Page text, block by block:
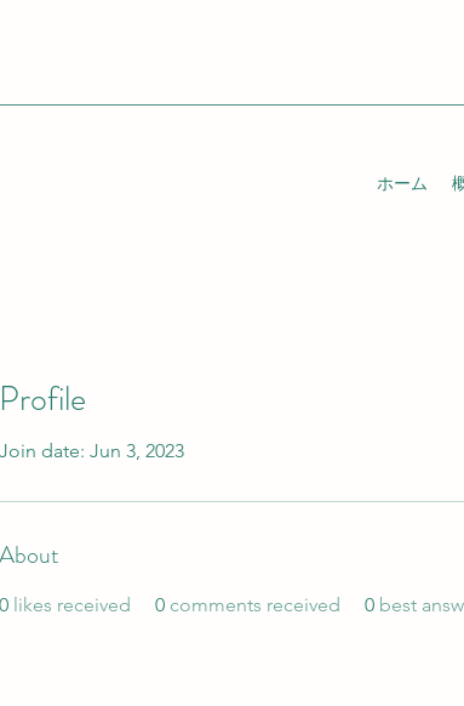
ホーム
Profile
Join date: Jun 3, 2023
About
0 likes received 0 comments received 0 best